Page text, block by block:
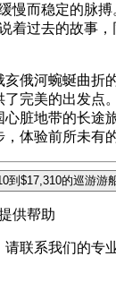
慢而稳定的脉
着过去的故事
亥俄河蜿蜒曲折
完美的出发点
脏地带的长途
体验前所未有
到$17,310的巡游游
供帮助
联系我们的专